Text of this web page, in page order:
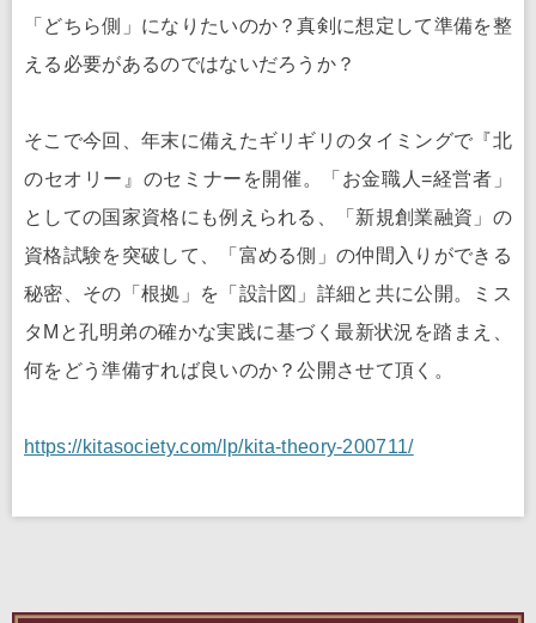
「どちら側」になりたいのか？真剣に想定して準備を整
える必要があるのではないだろうか？
そこで今回、年末に備えたギリギリのタイミングで『北
のセオリー』のセミナーを開催。「お金職人=経営者」
としての国家資格にも例えられる、「新規創業融資」の
資格試験を突破して、「富める側」の仲間入りができる
秘密、その「根拠」を「設計図」詳細と共に公開。ミス
タMと孔明弟の確かな実践に基づく最新状況を踏まえ、
何をどう準備すれば良いのか？公開させて頂く。
https://kitasociety.com/lp/kita-theory-200711/